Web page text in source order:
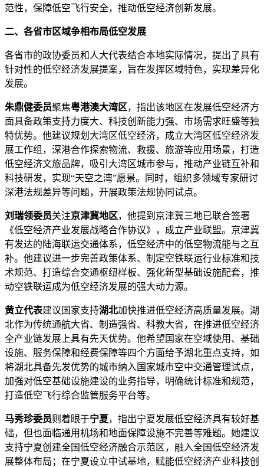
范性，保障低空飞行安全，推动低空经济创新发展。
二、各省市区域争相布局低空发展
各省市的政协委员和人大代表结合本地实际情况，提出了具有
针对性的低空经济发展提案，旨在发挥区域特色，实现差异化
发展。
朱鼎健委员聚焦粤港澳大湾区，指出该地区在发展低空经济方
面具备政策支持力度大、科技创新能力强、市场需求旺盛等独
特优势。他建议规划大湾区低空经济，成立大湾区低空经济发
展工作组，深港合作探索物流、救援、旅游等应用场景，打造
低空经济文旅品牌，吸引大湾区城市参与，推动产业链互补和
科技研发，实现“天空之湾”愿景。同时，组织多领域专家研讨
深港法规差异等问题，开展政策法规协同试点。
刘瑞领委员关注京津冀地区，他提到京津冀三地已联合签署
《低空经济产业发展战略合作协议》，成立产业联盟。京津冀
有发达的陆海联运交通体系，低空经济中的低空物流能与之互
补。他建议进一步完善政策体系、制定空铁联运行业标准和技
术规范、打造综合交通枢纽样板、强化新型基础设施配套，推
动空铁联运成为低空经济发展的强大动力源。
黄立代表建议国家支持湖北加快推进低空经济高质量发展。湖
北作为传统通航大省、制造强省、科教大省，在推进低空经济
全产业链发展上具有先天优势。他希望国家在空域使用、基础
设施、服务保障和经费保障等四个方面给予湖北重点支持，如
将湖北具备先发优势的城市纳入国家城市空中交通管理试点，
加强对低空基础设施建设的业务指导，明确统计标准和规范，
打造低空飞行综合监管服务平台等。
马秀珍委员则着眼于宁夏 ，指出宁夏发展低空经济具有较好基
础，但也面临通用机场和地面保障设施不完善等难题。她建议
支持宁夏创建全国低空经济融合示范区，融入全国低空经济发
展整体布局；在宁夏设立中试基地，赋能低空经济产业科技创